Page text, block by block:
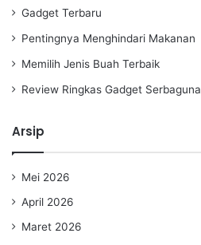
Gadget Terbaru
Pentingnya Menghindari Makanan
Memilih Jenis Buah Terbaik
Review Ringkas Gadget Serbaguna
Arsip
Mei 2026
April 2026
Maret 2026